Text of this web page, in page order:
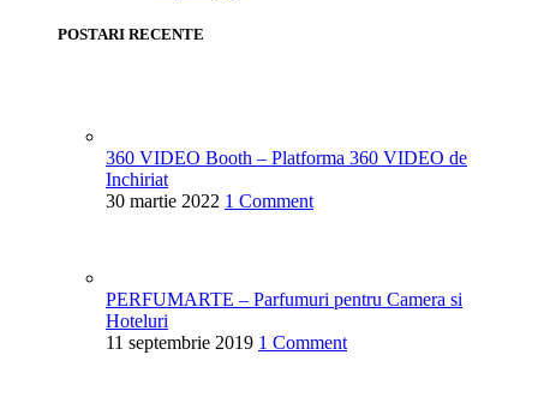
POSTARI RECENTE
360 VIDEO Booth – Platforma 360 VIDEO de
Inchiriat
30 martie 2022 1 Comment
PERFUMARTE – Parfumuri pentru Camera si
Hoteluri
11 septembrie 2019 1 Comment